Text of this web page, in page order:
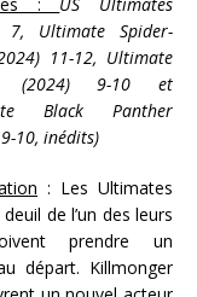
7, Ultimate Spider-
11-12, Ultimate
(2024) 9-10 et
Black Panther
10, inédits)
: Les Ultimates
de l’un des leurs
prendre un
départ. Killmonger